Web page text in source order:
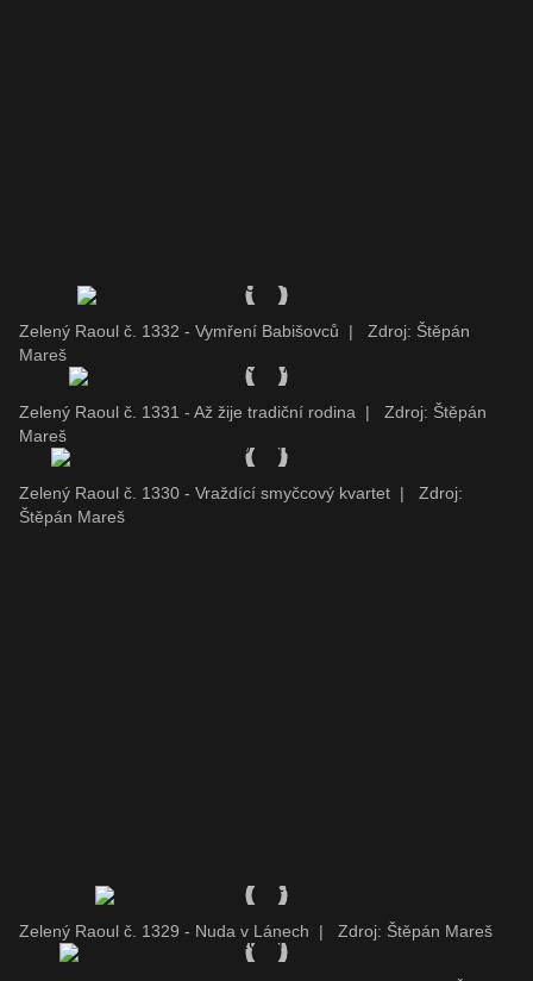
Zelený Raoul č. 1332 - Vymření Babišovců |
Zdroj: Štěpán
Mareš
Zelený Raoul č. 1331 - Až žije tradiční rodina |
Zdroj: Štěpán
Mareš
Zelený Raoul č. 1330 - Vraždící smyčcový kvartet |
Zdroj:
Štěpán Mareš
Zelený Raoul č. 1329 - Nuda v Lánech | Zdroj: Štěpán Mareš